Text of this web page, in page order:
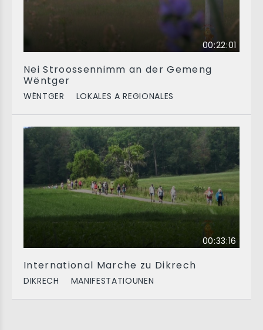
00:22:01
Nei Stroossennimm an der Gemeng
Wëntger
WËNTGER LOKALES A REGIONALES
00:33:16
International Marche zu Dikrech
DIKRECH MANIFESTATIOUNEN